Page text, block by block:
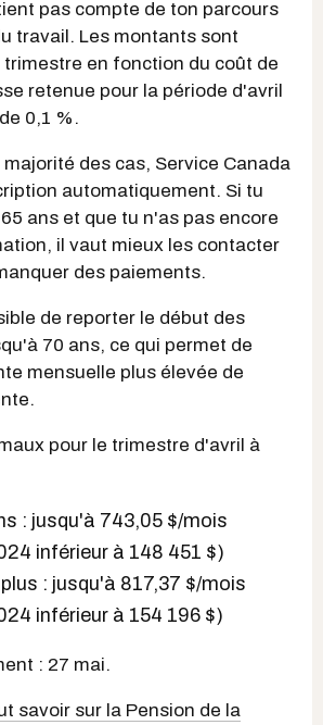
pas compte de ton parcours
travail. Les montants sont
trimestre en fonction du coût de
retenue pour la période d'avril
0,1 %.
des cas, Service Canada
automatiquement. Si tu
ans et que tu n'as pas encore
il vaut mieux les contacter
des paiements.
de reporter le début des
70 ans, ce qui permet de
mensuelle plus élevée de
pour le trimestre d'avril à
: jusqu'à 743,05 $/mois
inférieur à 148 451 $)
: jusqu'à 817,37 $/mois
inférieur à 154 196 $)
: 27 mai.
savoir sur la Pension de la